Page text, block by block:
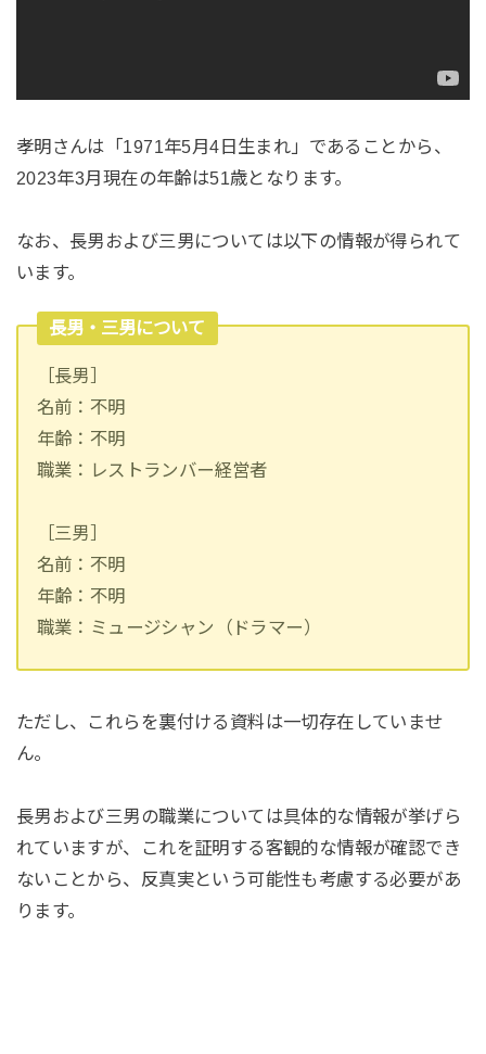
孝明さんは「1971年5月4日生まれ」であることから、
2023年3月現在の年齢は51歳となります。
なお、長男および三男については以下の情報が得られて
います。
長男・三男について
［長男］
名前：不明
年齢：不明
職業：レストランバー経営者
［三男］
名前：不明
年齢：不明
職業：ミュージシャン（ドラマー）
ただし、これらを裏付ける資料は一切存在していませ
ん。
長男および三男の職業については具体的な情報が挙げら
れていますが、これを証明する客観的な情報が確認でき
ないことから、反真実という可能性も考慮する必要があ
ります。